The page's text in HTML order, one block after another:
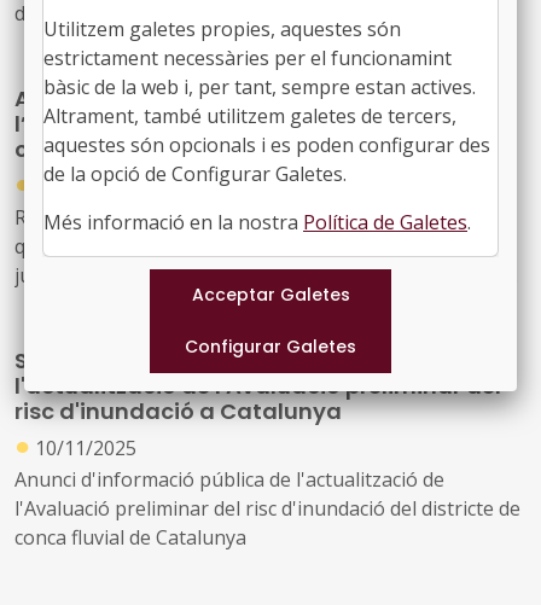
de Catalunya (INUNCAT)
Ampliació de terminis per a subvencions en
l’àmbit del canvi climàtic als municipis
catalans
●
01/12/2025
Resolució TER/4397/2025, de 24 de novembre, per la
qual es modifiquen els terminis d'execució i de
justificació previstos a la Resolució ACC/2831/2023, de 24
de juliol, de convocatòria de subvencions a ens locals de
Catalunya per al desenvolupament d'actuacions de
mitigació i d'adaptació al canvi climàtic per als anys 2023,
2024 i 2025 (ref. BDNS 710717)
S'obre informació pública per a
l'actualització de l'Avaluació preliminar del
risc d'inundació a Catalunya
● 10/11/2025
Anunci d'informació pública de l'actualització de
l'Avaluació preliminar del risc d'inundació del districte de
conca fluvial de Catalunya
Utilitzem galetes propies, aquestes són
estrictament necessàries per el funcionamint
bàsic de la web i, per tant, sempre estan actives.
Altrament, també utilitzem galetes de tercers,
aquestes són opcionals i es poden configurar des
de la opció de Configurar Galetes.
Més informació en la nostra Política de Galetes.